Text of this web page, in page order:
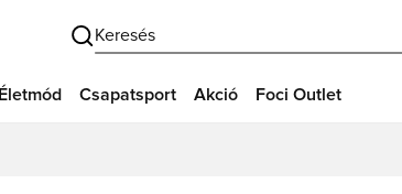
Keresés
Életmód Csapatsport Akció Foci Outlet